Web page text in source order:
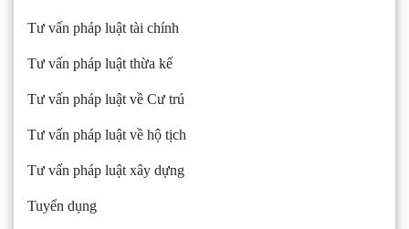
Tư vấn pháp luật tài chính
Tư vấn pháp luật thừa kế
Tư vấn pháp luật về Cư trú
Tư vấn pháp luật về hộ tịch
Tư vấn pháp luật xây dựng
Tuyển dụng